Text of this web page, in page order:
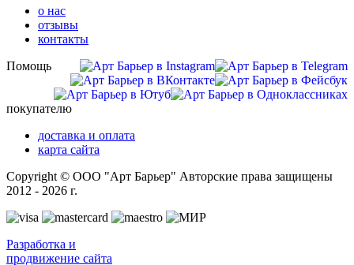
о нас
отзывы
контакты
Помощь
покупателю
доставка и оплата
карта сайта
Copyright © ООО "Арт Барьер" Авторские права защищены
2012 - 2026 г.
Разработка и
продвижение сайта